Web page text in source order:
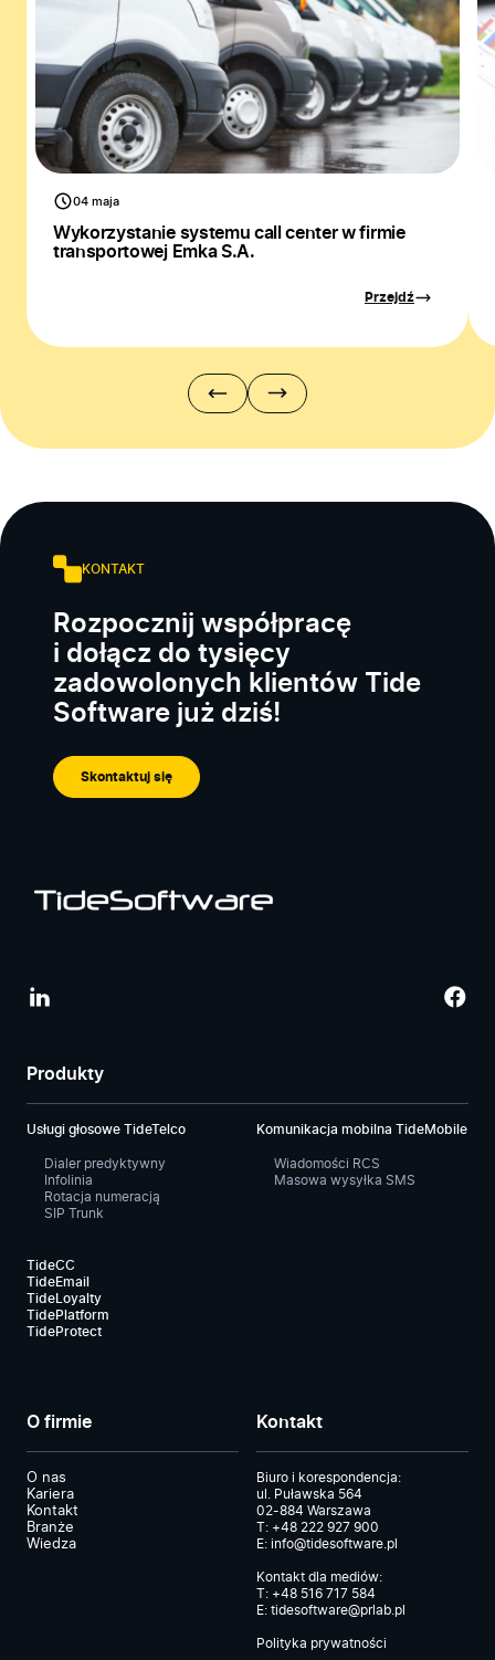
04 maja
Wykorzystanie systemu call center w firmie
transportowej Emka S.A.
Przejdź
KONTAKT
Rozpocznij współpracę
i dołącz do tysięcy
zadowolonych klientów Tide
Software już dziś!
Skontaktuj się
Produkty
Usługi głosowe TideTelco
Dialer predyktywny
Infolinia
Rotacja numeracją
SIP Trunk
Komunikacja mobilna TideMobile
Wiadomości RCS
Masowa wysyłka SMS
TideCC
TideEmail
TideLoyalty
TidePlatform
TideProtect
O firmie
O nas
Kariera
Kontakt
Branże
Wiedza
Kontakt
Biuro i korespondencja:
ul. Puławska 564
02-884 Warszawa
T: +48 222 927 900
E: info@tidesoftware.pl
Kontakt dla mediów:
T: +48 516 717 584
E: tidesoftware@prlab.pl
Polityka prywatności